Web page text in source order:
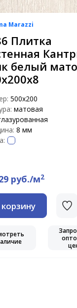
Marazzi
Плитка
белый
500х200
матовая
8 мм
руб./м2